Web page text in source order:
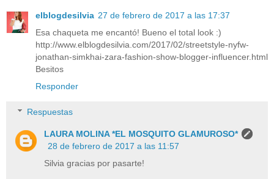
elblogdesilvia 27 de febrero de 2017 a las 17:37
Esa chaqueta me encantó! Bueno el total look :)
http://www.elblogdesilvia.com/2017/02/streetstyle-nyfw-
jonathan-simkhai-zara-fashion-show-blogger-influencer.html
Besitos
Responder
Respuestas
LAURA MOLINA *EL MOSQUITO GLAMUROSO*
28 de febrero de 2017 a las 11:57
Silvia gracias por pasarte!